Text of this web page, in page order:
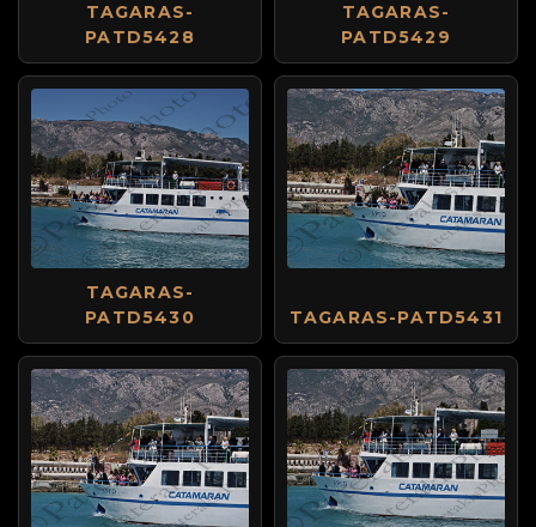
TAGARAS-
PATD5428
TAGARAS-
PATD5429
TAGARAS-
PATD5430
TAGARAS-PATD5431